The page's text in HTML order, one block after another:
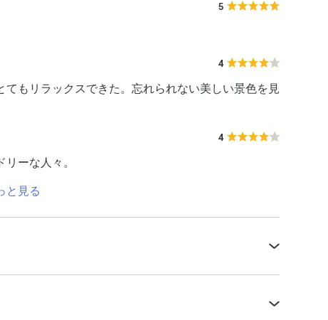
5
4
もリラックスできた。忘れられない美しい景色を見
4
ーな人々。
と見る